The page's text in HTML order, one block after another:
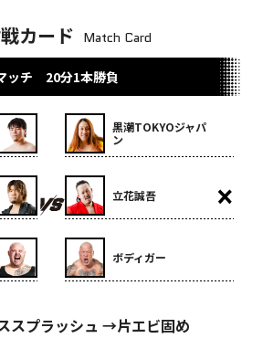
カード Match Card
ッチ 20分1本勝負
黒潮TOKYOジャパ
ン
立花誠吾
ボディガー
スプラッシュ →片エビ固め